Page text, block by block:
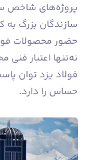
پروژه‌های شاخص
سازندگان بزرگ
حضور محصولات
نه‌تنها اعتبار
فولاد یزد توان
حساس را دارد.